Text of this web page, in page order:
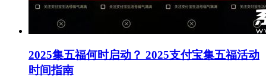
2025集五福何时启动？ 2025支付宝集五福活动
时间指南